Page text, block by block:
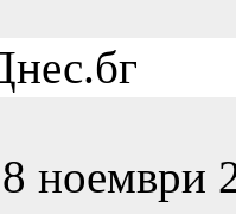
ноември